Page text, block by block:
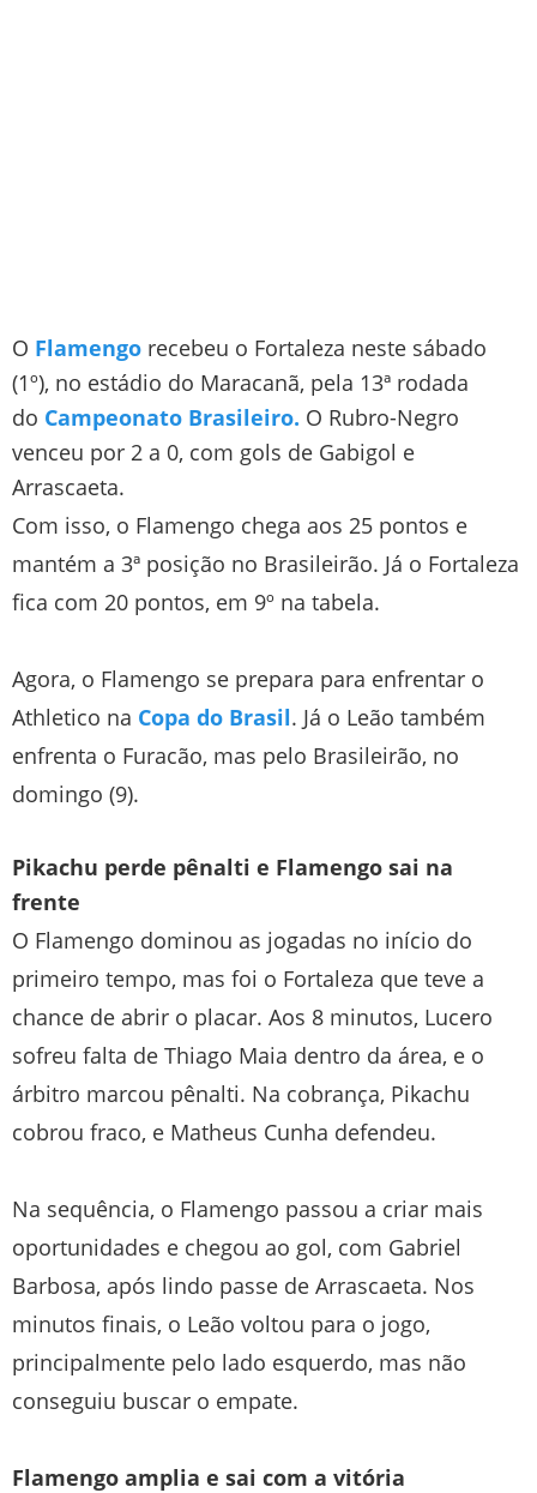
O Flamengo recebeu o Fortaleza neste sábado
(1º), no estádio do Maracanã, pela 13ª rodada
do Campeonato Brasileiro. O Rubro-Negro
venceu por 2 a 0, com gols de Gabigol e
Arrascaeta.
Com isso, o Flamengo chega aos 25 pontos e
mantém a 3ª posição no Brasileirão. Já o Fortaleza
fica com 20 pontos, em 9º na tabela.
Agora, o Flamengo se prepara para enfrentar o
Athletico na Copa do Brasil. Já o Leão também
enfrenta o Furacão, mas pelo Brasileirão, no
domingo (9).
Pikachu perde pênalti e Flamengo sai na
frente
O Flamengo dominou as jogadas no início do
primeiro tempo, mas foi o Fortaleza que teve a
chance de abrir o placar. Aos 8 minutos, Lucero
sofreu falta de Thiago Maia dentro da área, e o
árbitro marcou pênalti. Na cobrança, Pikachu
cobrou fraco, e Matheus Cunha defendeu.
Na sequência, o Flamengo passou a criar mais
oportunidades e chegou ao gol, com Gabriel
Barbosa, após lindo passe de Arrascaeta. Nos
minutos finais, o Leão voltou para o jogo,
principalmente pelo lado esquerdo, mas não
conseguiu buscar o empate.
Flamengo amplia e sai com a vitória